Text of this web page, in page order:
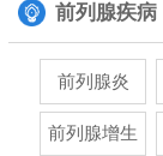
前列腺疾病
前列腺炎
前列腺增生